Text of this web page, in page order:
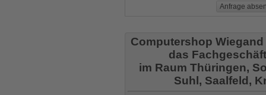
Computershop
das
im Raum Thüringen,
Suhl, Saalfeld,